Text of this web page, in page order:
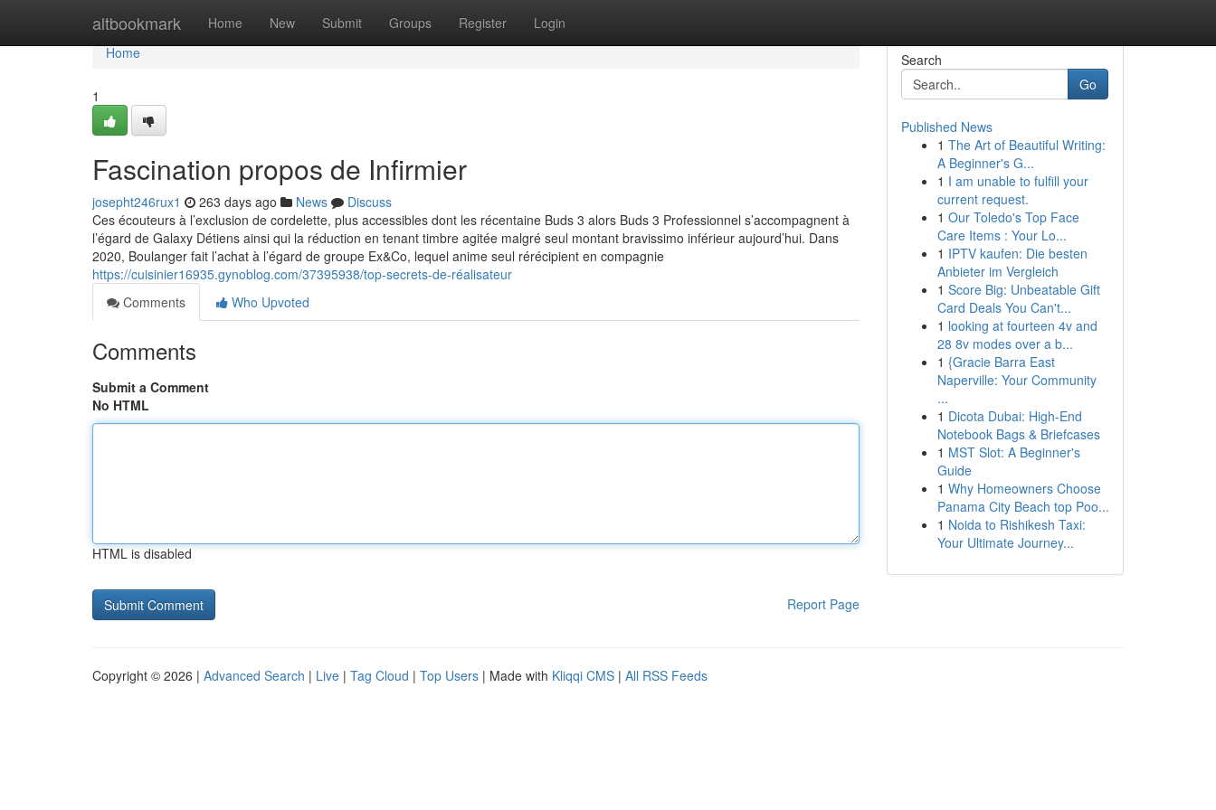
altbookmark Home New Submit Groups Register Login
Home
Home
1
Fascination propos de Infirmier
josepht246rux1 263 days ago News
Discuss
Ces écouteurs à l’exclusion de cordelette, plus accessibles dont les récentaine Buds 3 alors Buds 3 Professionnel s’accompagnent à
l’égard de Galaxy Détiens ainsi qui la réduction en tenant timbre agitée malgré seul montant bravissimo inférieur aujourd’hui. Dans
2020, Boulanger fait l’achat à l’égard de groupe Ex&Co, lequel anime seul rérécipient en compagnie
https://cuisinier16935.gynoblog.com/37395938/top-secrets-de-réalisateur
Comments
Who Upvoted
Comments
Submit a Comment
No HTML
HTML is disabled
Report Page
Search
Go
Published News
1 The Art of Beautiful Writing:
A Beginner's G...
1 I am unable to fulfill your
current request.
1 Our Toledo's Top Face
Care Items : Your Lo...
1 IPTV kaufen: Die besten
Anbieter im Vergleich
1 Score Big: Unbeatable Gift
Card Deals You Can't...
1 looking at fourteen 4v and
28 8v modes over a b...
1 {Gracie Barra East
Naperville: Your Community
...
1 Dicota Dubai: High-End
Notebook Bags & Briefcases
1 MST Slot: A Beginner's
Guide
1 Why Homeowners Choose
Panama City Beach top Poo...
1 Noida to Rishikesh Taxi:
Your Ultimate Journey...
Copyright © 2026 | Advanced Search | Live | Tag Cloud | Top Users | Made with Kliqqi CMS | All RSS Feeds